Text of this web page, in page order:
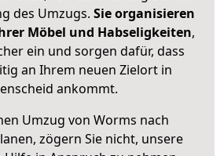
des Umzugs. Sie organisieren
Möbel und Habseligkeiten,
ein und sorgen dafür, dass
an Ihrem neuen Zielort in
ankommt.
Umzug von Worms nach
zögern Sie nicht, unsere